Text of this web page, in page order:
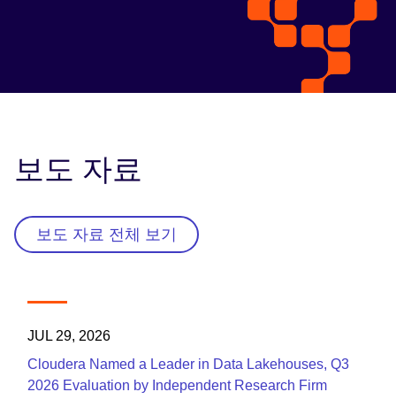
보도 자료
보도 자료 전체 보기
JUL 29, 2026
Cloudera Named a Leader in Data Lakehouses, Q3
2026 Evaluation by Independent Research Firm